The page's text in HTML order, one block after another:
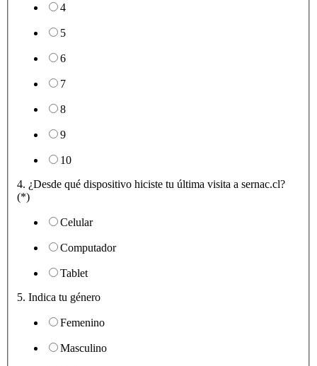
4
5
6
7
8
9
10
4. ¿Desde qué dispositivo hiciste tu última visita a sernac.cl?
(*)
Celular
Computador
Tablet
5. Indica tu género
Femenino
Masculino